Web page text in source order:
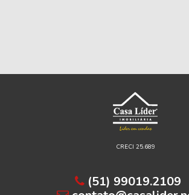
CRECI 25.689
(51) 99019.2109